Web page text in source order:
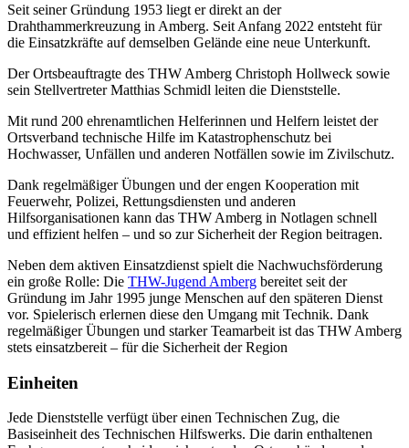
Seit seiner Gründung 1953 liegt er direkt an der
Drahthammerkreuzung in Amberg. Seit Anfang 2022 entsteht für
die Einsatzkräfte auf demselben Gelände eine neue Unterkunft.
Der Ortsbeauftragte des THW Amberg Christoph Hollweck sowie
sein Stellvertreter Matthias Schmidl leiten die Dienststelle.
Mit rund 200 ehrenamtlichen Helferinnen und Helfern leistet der
Ortsverband technische Hilfe im Katastrophenschutz bei
Hochwasser, Unfällen und anderen Notfällen sowie im Zivilschutz.
Dank regelmäßiger Übungen und der engen Kooperation mit
Feuerwehr, Polizei, Rettungsdiensten und anderen
Hilfsorganisationen kann das THW Amberg in Notlagen schnell
und effizient helfen – und so zur Sicherheit der Region beitragen.
Neben dem aktiven Einsatzdienst spielt die ​Nachwuchsförderung
ein große Rolle: Die THW-Jugend Amberg bereitet seit der
Gründung im Jahr 1995 junge Menschen auf den späteren Dienst
vor. Spielerisch erlernen diese den Umgang mit Technik. Dank
regelmäßiger Übungen und starker Teamarbeit ist das THW Amberg
stets einsatzbereit – für die Sicherheit der Region
Einheiten
Jede Dienststelle verfügt über einen Technischen Zug, die
Basiseinheit des Technischen Hilfswerks. Die darin enthaltenen